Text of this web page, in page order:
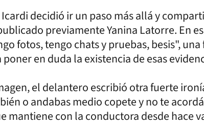
decidió ir un paso más allá y
previamente Yanina Latorre. En
fotos, tengo chats y pruebas, besis",
en duda la existencia de esas
el delantero escribió otra fuerte
o andabas medio copete y no te
mantiene con la conductora desde hace